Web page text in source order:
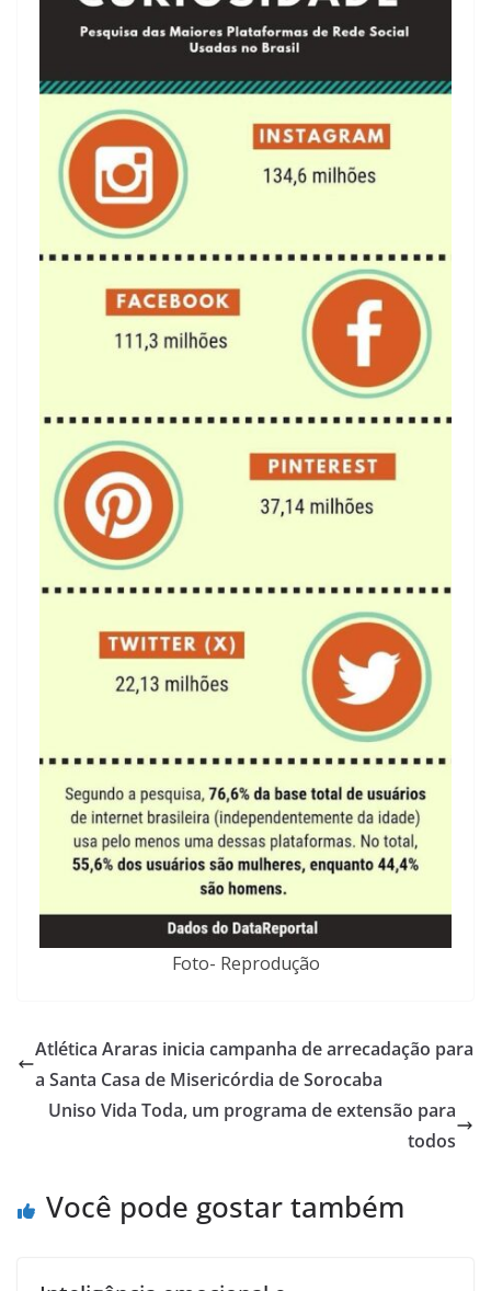
Foto- Reprodução
Atlética Araras inicia campanha de arrecadação para
a Santa Casa de Misericórdia de Sorocaba
Uniso Vida Toda, um programa de extensão para
todos
Você pode gostar também